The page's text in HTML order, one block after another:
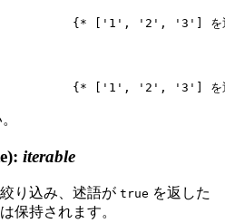
: iterable
り込み、述語が true を返した
保持されます。